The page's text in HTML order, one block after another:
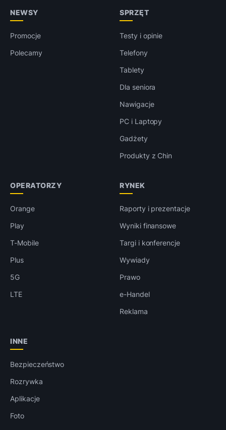
NEWSY
Promocje
Polecamy
SPRZĘT
Testy i opinie
Telefony
Tablety
Dla seniora
Nawigacje
PC i Laptopy
Gadżety
Produkty z Chin
OPERATORZY
Orange
Play
T-Mobile
Plus
5G
LTE
RYNEK
Raporty i prezentacje
Wyniki finansowe
Targi i konferencje
Wywiady
Prawo
e-Handel
Reklama
INNE
Bezpieczeństwo
Rozrywka
Aplikacje
Foto